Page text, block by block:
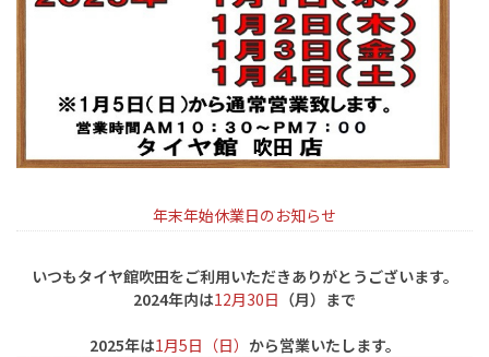
年末年始休業日のお知らせ
いつもタイヤ館吹田をご利用いただきありがとうございます。
2024年内は12月30日 （月）まで
2025年は1月5日（日） から営業いたします。